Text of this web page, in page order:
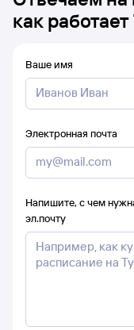
как работает
Ваше имя
Электронная почта
Напишите, с чем
эл.почту